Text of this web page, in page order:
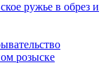
ружье в обрез и
розыске